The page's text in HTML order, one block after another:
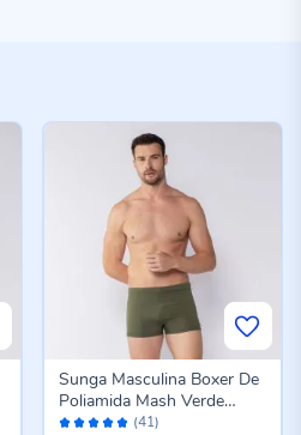
Avaliação: (41)
Sunga Masculina Boxer De
Poliamida Mash Verde
Militar